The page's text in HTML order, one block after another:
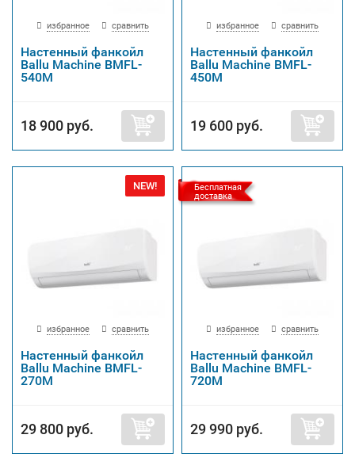
избранное сравнить
Настенный фанкойл
Ballu Machine BMFL-
540M
18 900 руб.
избранное сравнить
Настенный фанкойл
Ballu Machine BMFL-
450M
19 600 руб.
NEW!
избранное сравнить
Настенный фанкойл
Ballu Machine BMFL-
270M
29 800 руб.
Бесплатная
доставка
избранное сравнить
Настенный фанкойл
Ballu Machine BMFL-
720M
29 990 руб.